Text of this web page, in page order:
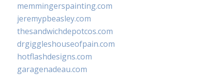
memmingerspainting.com
jeremypbeasley.com
thesandwichdepotcos.com
drgiggleshouseofpain.com
hotflashdesigns.com
garagenadeau.com